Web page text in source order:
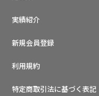
実績紹介
新規会員登録
利用規約
特定商取引法に基づく表記